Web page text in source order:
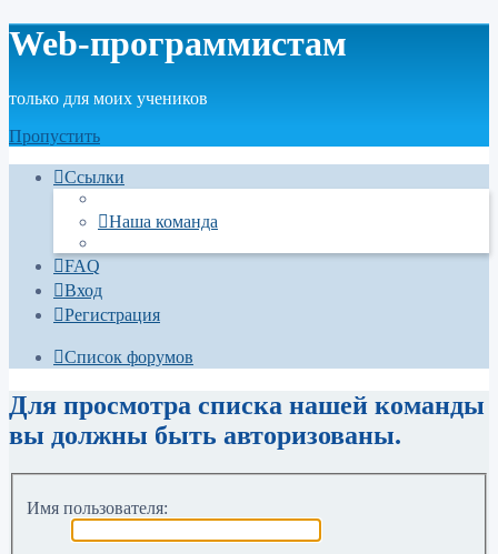
Web-программистам
только для моих учеников
Пропустить
Ссылки
Наша команда
FAQ
Вход
Регистрация
Список форумов
Для просмотра списка нашей команды
вы должны быть авторизованы.
Имя пользователя: